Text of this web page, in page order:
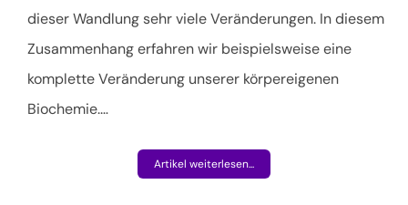
dieser Wandlung sehr viele Veränderungen. In diesem
Zusammenhang erfahren wir beispielsweise eine
komplette Veränderung unserer körpereigenen
Biochemie.…
Artikel weiterlesen...